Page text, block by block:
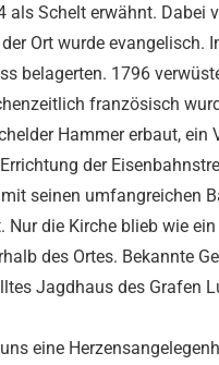
Schelt erwähnt. Dabei
Ort wurde
belagerten. 1796
französisch
Hammer erbaut,
der
seinen umfangreichen
die Kirche blieb wie
des Ortes. Bekannte
Jagdhaus des Grafen
eine